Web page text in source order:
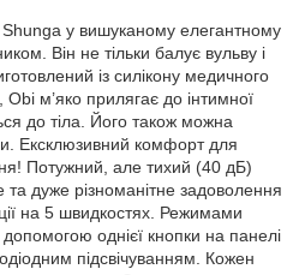
Shunga у вишуканому елегантному
Він не тільки балує вульву і
із силікону медичного
м’яко прилягає до інтимної
до тіла. Його також можна
Ексклюзивний комфорт для
Потужний, але тихий (40 дБ)
та дуже різноманітне задоволення
на 5 швидкостях. Режимами
однієї кнопки на панелі
підсвічуванням. Кожен